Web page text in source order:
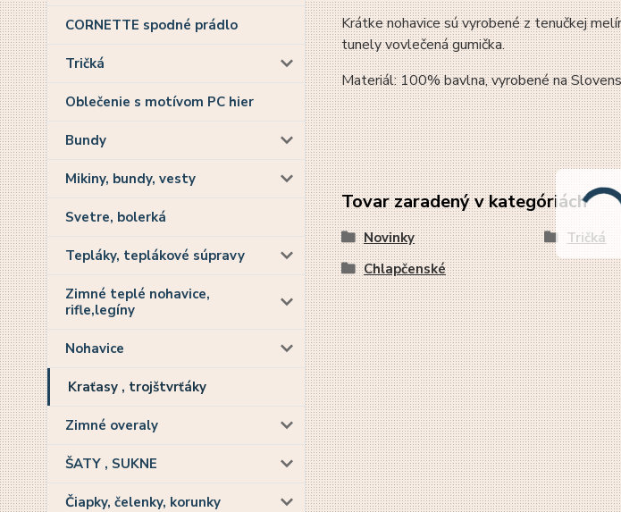
CORNETTE spodné prádlo
Tričká
Oblečenie s motívom PC hier
Bundy
Mikiny, bundy, vesty
Svetre, bolerká
Tepláky, teplákové súpravy
Zimné teplé nohavice,
rifle,legíny
Nohavice
Kraťasy , trojštvrťáky
Zimné overaly
ŠATY , SUKNE
Čiapky, čelenky, korunky
Krátke nohavice sú vyrobené z tenučkej
tunely vovlečená gumička.
Materiál: 100% bavlna, vyrobené na
Tovar zaradený v kategóriách
Novinky Tričká
Chlapčenské